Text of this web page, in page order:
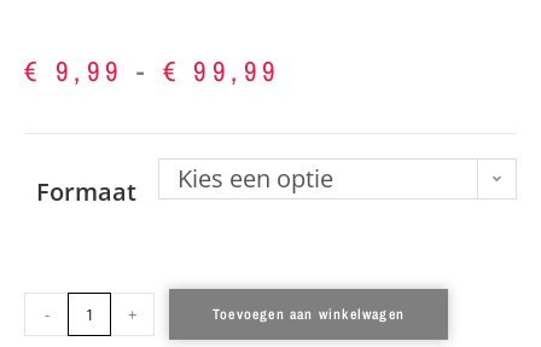
€ 9,99 - € 99,99
Formaat Kies een optie
- + Toevoegen aan winkelwagen